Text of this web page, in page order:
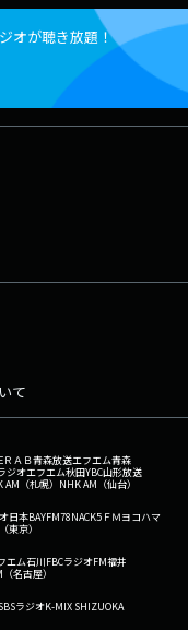
オが聴き放題！
て
ＲＡＢ青森放送エフエム青森
ジオエフエム秋田YBC山形放送
AM（札幌） NHK AM（仙台）
日本BAYFM78NACK5 ＦＭヨコハマ
東京）
エム石川FBCラジオFM福井
名古屋）
SBSラジオK-MIX SHIZUOKA